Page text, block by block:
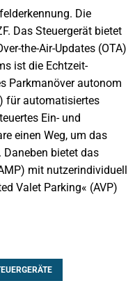
Die
Das Steuergerät bietet
the-Air-Updates (OTA)
ist die Echtzeit-
Parkmanöver autonom
für automatisiertes
Ein- und
einen Weg, um das
bietet das
mit nutzerindividuell
Valet Parking« (AVP)